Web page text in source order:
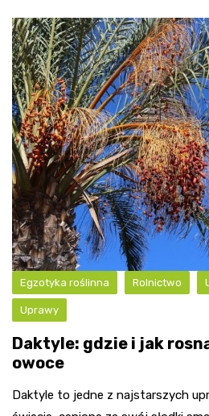
Egzotyka roślinna Rolnictwo
Uprawy
Daktyle: gdzie i jak
owoce
Daktyle to jedne z najstarszych